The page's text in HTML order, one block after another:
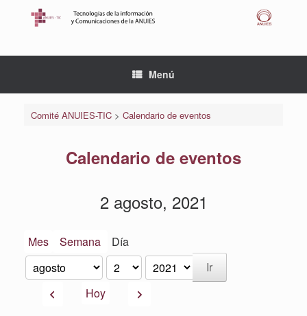
Menú
Comité ANUIES-TIC> Calendario de eventos
Calendario de eventos
2 agosto, 2021
Mes Semana Día
Mes
Día
Año
AnteriorHoy Siguiente